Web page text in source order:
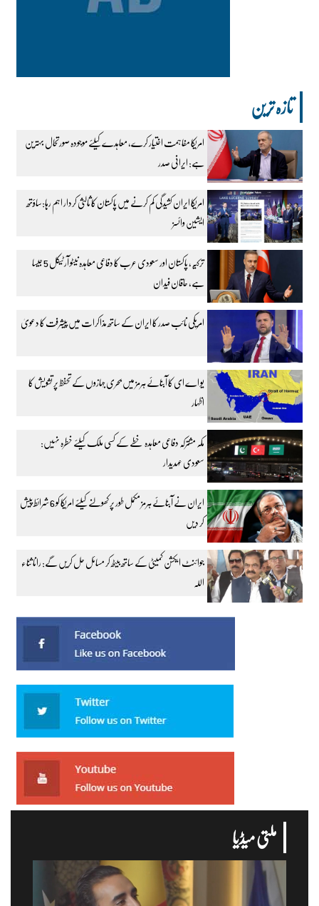
تازہ ترین
امریکا مفاہمت اختیار کرے، معاہدے کیلئے موجودہ صورتحال بہترین
ہے: ایرانی صدر
امریکا ایران کشیدگی کم کرنے میں پاکستان کا ثالثی کردار اہم رہا:ساؤتھ
ایشین وائسز
ترکیہ، پاکستان اور سعودی عرب کا دفاعی معاہدہ نیٹو آرٹیکل 5 جیسا
ہے، حاقان فیدان
امریکی نائب صدر کا ایران کے ساتھ مذاکرات میں پیشرفت کا دعویٰ
یو اے ای کا آبنائے ہرمز میں بحری جہازوں کے تحفظ پر تشویش کا
اظہار
مکہ مشترکہ دفاعی معاہدہ خطے کے کسی ملک کیلئے خطرہ نہیں:
سعودی عہدیدار
ایران نے آبنائے ہرمز مکمل طور پر کھولنے کیلئے امریکا کو 6 شرائط پیش
کر دیں
جوائنٹ ایکشن کمیٹی کے ساتھ بیٹھ کر مسائل حل کریں گے: رانا ثناء
اللہ
ملتی میڈیا